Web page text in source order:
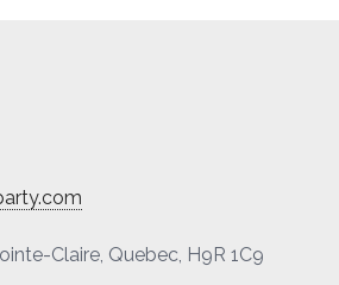
Claire, Quebec, H9R 1C9